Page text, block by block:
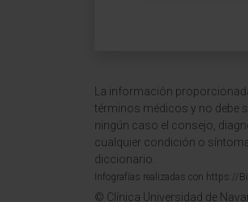
La información
términos médicos y no debe
ningún caso el consejo,
cualquier condición o
diccionario.
Infografías realizadas con https://
© Clínica Universidad de